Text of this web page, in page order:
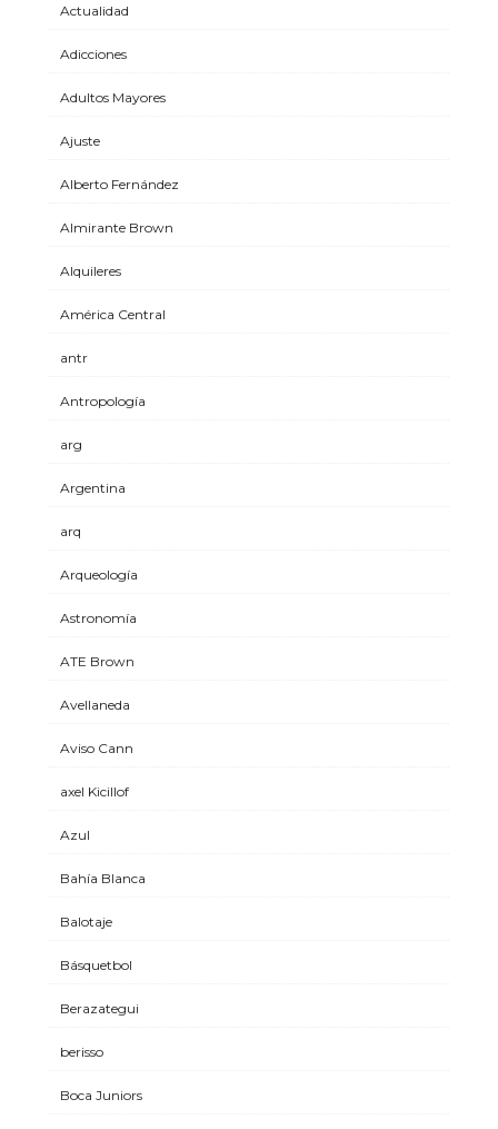
Actualidad
Adicciones
Adultos Mayores
Ajuste
Alberto Fernández
Almirante Brown
Alquileres
América Central
antr
Antropología
arg
Argentina
arq
Arqueología
Astronomía
ATE Brown
Avellaneda
Aviso Cann
axel Kicillof
Azul
Bahía Blanca
Balotaje
Básquetbol
Berazategui
berisso
Boca Juniors